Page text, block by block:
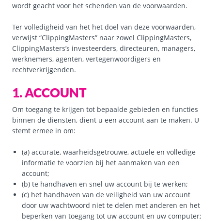
wordt geacht voor het schenden van de voorwaarden.
Ter volledigheid van het het doel van deze voorwaarden,
verwijst “ClippingMasters” naar zowel ClippingMasters,
ClippingMasters’s investeerders, directeuren, managers,
werknemers, agenten, vertegenwoordigers en
rechtverkrijgenden.
1. ACCOUNT
Om toegang te krijgen tot bepaalde gebieden en functies
binnen de diensten, dient u een account aan te maken. U
stemt ermee in om:
(a) accurate, waarheidsgetrouwe, actuele en volledige
informatie te voorzien bij het aanmaken van een
account;
(b) te handhaven en snel uw account bij te werken;
(c) het handhaven van de veiligheid van uw account
door uw wachtwoord niet te delen met anderen en het
beperken van toegang tot uw account en uw computer;